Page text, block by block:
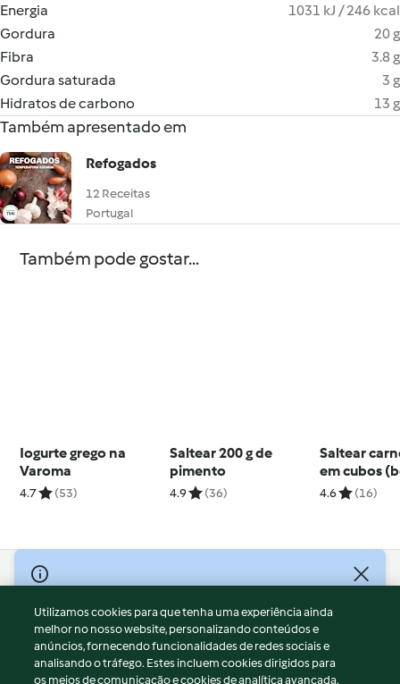
Energia
1031 kJ / 246 kcal
Gordura
20 g
Fibra
3.8 g
Gordura saturada
3 g
Hidratos de carbono
13 g
Também apresentado em
Refogados
12 Receitas
Portugal
Também pode gostar...
Iogurte grego na
Varoma
4.7 (53)
Saltear 200 g de
pimento
4.9 (36)
Saltear
em cubos
passado)
4.6 (16)
© Copyright 2026
Termos de Utilização
Aviso sobre Proteção de Dados
Aviso
Utilizamos cookies para que tenha uma experiência ainda
melhor no nosso website, personalizando conteúdos e
anúncios, fornecendo funcionalidades de redes sociais e
analisando o tráfego. Estes incluem cookies dirigidos para
os meios de comunicação e cookies de analítica avançada.